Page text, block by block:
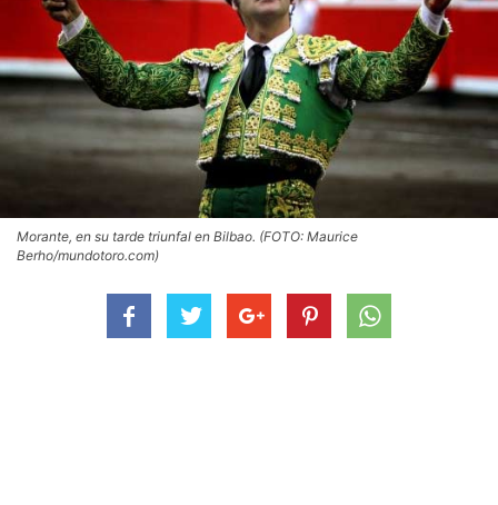
Morante, en su tarde triunfal en Bilbao. (FOTO: Maurice
Berho/mundotoro.com)